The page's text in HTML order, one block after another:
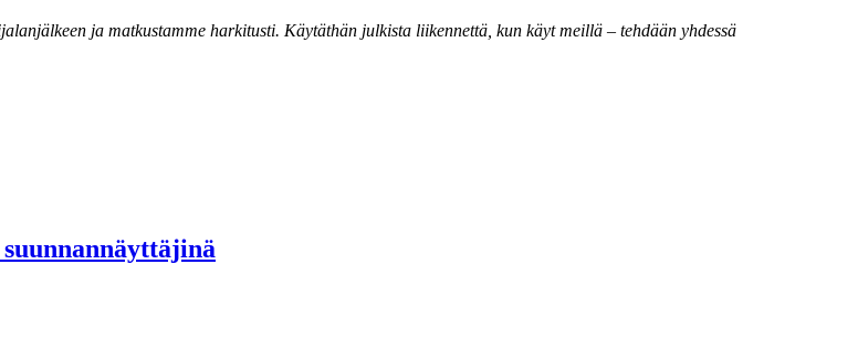
ja matkustamme harkitusti. Käytäthän julkista liikennettä, kun käyt meillä – tehdään yhdessä